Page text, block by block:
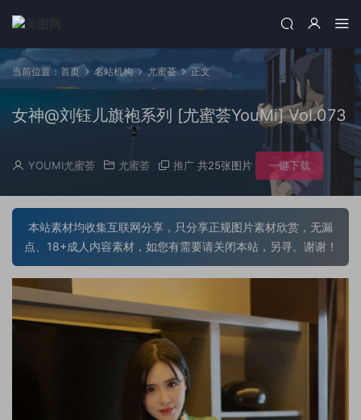
当前位置： 首页 名站机构 尤蜜荟 正文
女神@刘钰儿旗袍系列 [尤蜜荟YouMi] Vol.073
YOUMI尤蜜荟 尤蜜荟 推广 共25张图片 一键下载
本站素材均收集互联网分享，只分享正规图片素材欣赏，无漏
点、18+成人内容素材，如您有需要请关闭本站，另寻。谢谢！